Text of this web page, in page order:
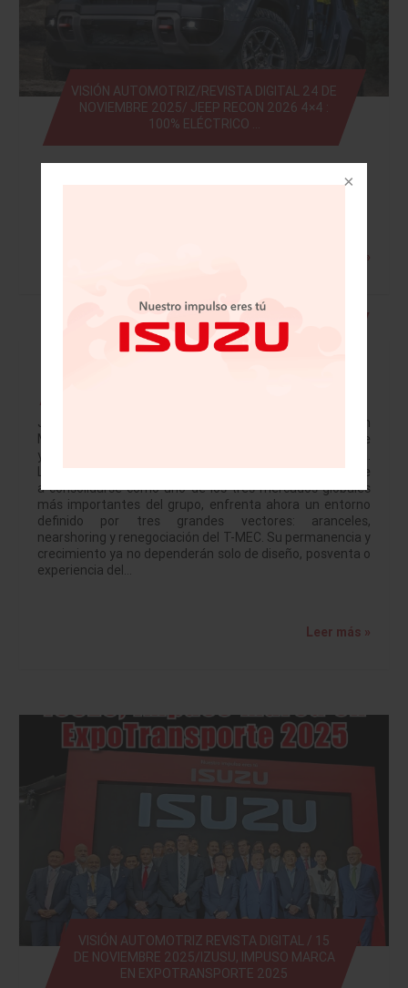
VISIÓN AUTOMOTRIZ/REVISTA DIGITAL 24 DE
NOVIEMBRE 2025/ JEEP RECON 2026 4×4 :
100% ELÉCTRICO …
Leer más »
• Mazda festeja 20 años en México con
grandes retos • Licitan 41 bloques y sólo
JULIO BRITO A. Mazda llega a su vigésimo aniversario en
México en medio del momento industrial más desafiante
y, al mismo tiempo, más prometedor de la última década.
La marca japonesa, que pasó de ser un actor emergente
a consolidarse como uno de los tres mercados globales
más importantes del grupo, enfrenta ahora un entorno
definido por tres grandes vectores: aranceles,
nearshoring y renegociación del T-MEC. Su permanencia y
crecimiento ya no dependerán solo de diseño, posventa o
experiencia del…
Leer más »
VISIÓN AUTOMOTRIZ REVISTA DIGITAL / 15
DE NOVIEMBRE 2025/IZUSU, IMPUSO MARCA
EN EXPOTRANSPORTE 2025